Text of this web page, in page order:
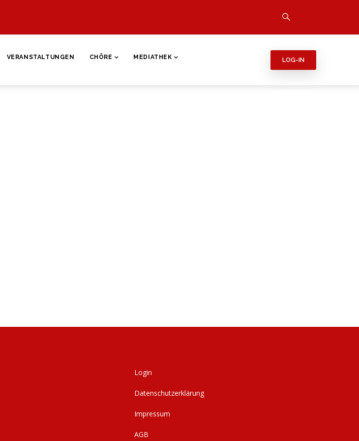
VERANSTALTUNGEN CHÖRE MEDIATHEK LOG-IN
Login
Datenschutzerklärung
Impressum
AGB